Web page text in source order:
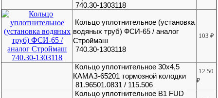
740.30-1303118
Кольцо уплотнительное (установка
водяных труб) ФСИ-65 / аналог
Строймаш
740.30-1303118
103₽
Кольцо уплотнительное 30х4,5
КАМАЗ-65201 тормозной колодки
81.96501.0831 / 115.506
12.50
₽
Кольцо уплотнительное B1 FUD